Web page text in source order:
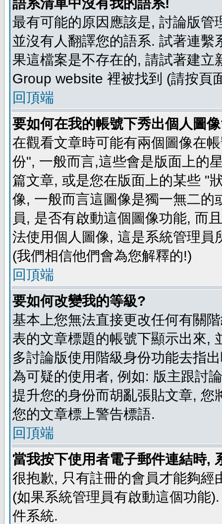
最有可能的原因應該是, 討論版
並沒有人翻譯您的語系. 試著連
果這檔案是不存在的, 請試著建
Group website 裡被找到 (請按頁
回頂端
要如何在我的帳號下秀出個人圖
在觀看文章時可能有兩個圖像在
份", 一般而言,這些會是版面上的
篇文章, 或是您在版面上的某些 "
像, 一般而言這圖像是獨一無二
員, 是否有啟動這個圖像功能, 而
法使用個人圖像, 這是系統管理
(我們相信他們會為您解釋的!)
回頂端
要如何改變我的等級?
基本上您無法直接更改任何有關
表的文章標題的帳號下顯示出來,
多討論版使用階級身份功能去指
為可疑的使用者, 例如: 版主跟討
提升您的身份而胡亂張貼文章,
您的文章標上警告標語.
回頂端
當我按下使用者電子郵件連結時,
很抱歉, 只有註冊的會員才能夠
(如果系統管理員有啟動這個功能
件系統.